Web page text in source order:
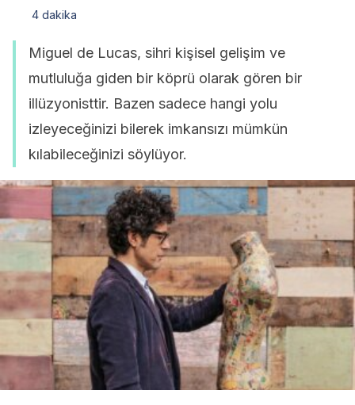
4 dakika
Miguel de Lucas, sihri kişisel gelişim ve
mutluluğa giden bir köprü olarak gören bir
illüzyonisttir. Bazen sadece hangi yolu
izleyeceğinizi bilerek imkansızı mümkün
kılabileceğinizi söylüyor.